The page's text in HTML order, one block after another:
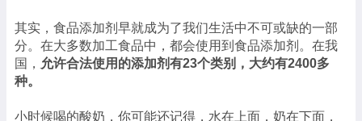
其实，食品添加剂早就成为了我们生活中不可或缺的一部
分。在大多数加工食品中，都会使用到食品添加剂。在我
国， 允许合法使用的添加剂有23个类别，大约有2400多
种。
小时候喝的酸奶，你可能还记得，水在上面，奶在下面，